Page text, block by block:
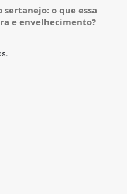
sertanejo: o que essa
e envelhecimento?